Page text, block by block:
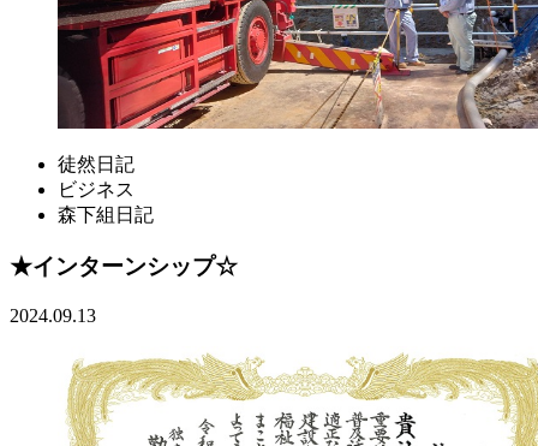
徒然日記
ビジネス
森下組日記
★インターンシップ☆
2024.09.13